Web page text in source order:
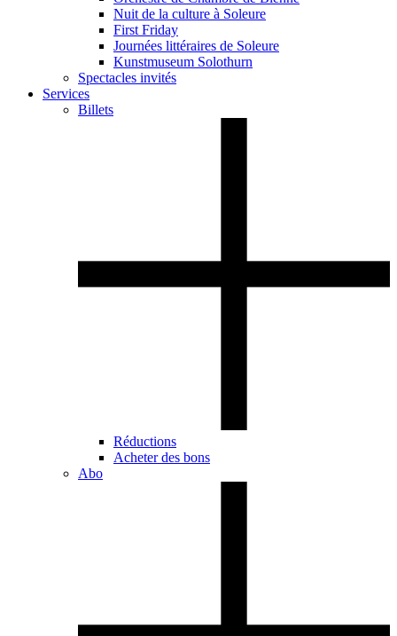
Nuit de la culture à Soleure
First Friday
Journées littéraires de Soleure
Kunstmuseum Solothurn
Spectacles invités
Services
Billets
Réductions
Acheter des bons
Abo